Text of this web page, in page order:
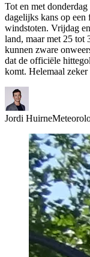
Tot en met
dagelijks kans op een
windstoten. Vrijdag
land, maar met 25 tot
kunnen zware
dat de officiële
komt. Helemaal
Jordi Huirne